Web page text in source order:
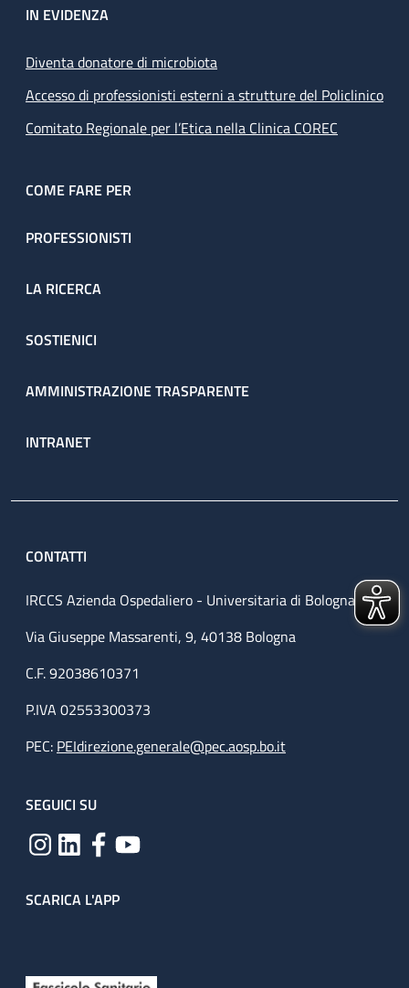
IN EVIDENZA
Diventa donatore di microbiota
Accesso di professionisti esterni a strutture del Policlinico
Comitato Regionale per l’Etica nella Clinica COREC
COME FARE PER
PROFESSIONISTI
LA RICERCA
SOSTIENICI
AMMINISTRAZIONE TRASPARENTE
INTRANET
CONTATTI
IRCCS Azienda Ospedaliero - Universitaria di Bologna
Via Giuseppe Massarenti, 9, 40138 Bologna
C.F. 92038610371
P.IVA 02553300373
PEC: PEIdirezione.generale@pec.aosp.bo.it
SEGUICI SU
SCARICA L'APP